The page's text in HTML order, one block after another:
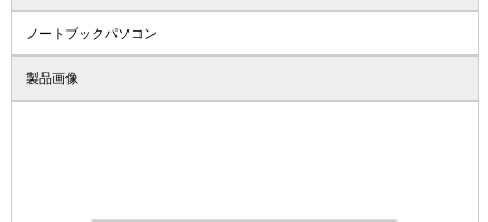
ノートブックパソコン
製品画像